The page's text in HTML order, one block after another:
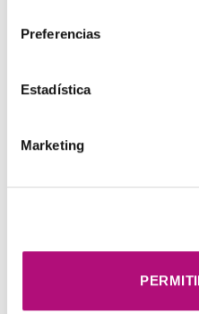
Preferencias
Estadística
Marketing
CATEGORÍAS
Peluquería